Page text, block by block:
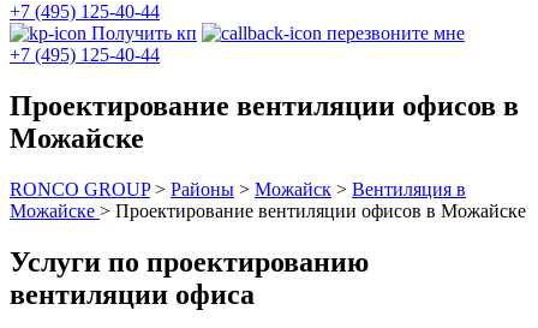
+7 (495) 125-40-44
Получить кп
перезвоните мне
+7 (495) 125-40-44
Проектирование вентиляции офисов в
Можайске
RONCO GROUP> Районы > Можайск > Вентиляция в
Можайске > Проектирование вентиляции офисов в Можайске
Услуги по проектированию
вентиляции офиса